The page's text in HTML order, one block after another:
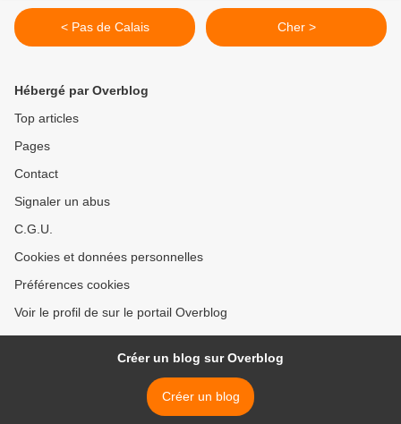
< Pas de Calais Cher >
Hébergé par Overblog
Top articles
Pages
Contact
Signaler un abus
C.G.U.
Cookies et données personnelles
Préférences cookies
Voir le profil de sur le portail Overblog
Créer un blog sur Overblog
Créer un blog